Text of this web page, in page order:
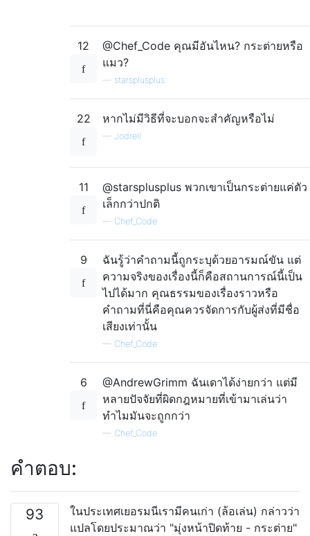
12
@Chef_Code คุณมีอันไหน? กระต่ายหรือ
แมว?
starsplusplus
22 หากไม่มีวิธีที่จะบอกจะสำคัญหรือไม่
— Jodrell
11
@starsplusplus พวกเขาเป็นกระต่ายแค่ตัว
เล็กกว่าปกติ
— Chef_Code
9
ฉันรู้ว่าคำถามนี้ถูกระบุด้วยอารมณ์ขัน แต่
ความจริงของเรื่องนี้ก็คือสถานการณ์นี้เป็น
ไปได้มาก คุณธรรมของเรื่องราวหรือ
คำถามที่นี่คือคุณควรจัดการกับผู้ส่งที่มีชื่อ
เสียงเท่านั้น
— Chef_Code
6
@AndrewGrimm ฉันเดาได้ง่ายกว่า แต่มี
หลายปัจจัยที่ผิดกฎหมายที่เข้ามาเล่นว่า
ทำไมมันจะถูกกว่า
— Chef_Code
คำตอบ:
93
ในประเทศเยอรมนีเรามีคนเก่า (ล้อเล่น) กล่าวว่า
แปลโดยประมาณว่า "มุ่งหน้าปิดท้าย - กระต่าย"